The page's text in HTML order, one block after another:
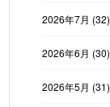
2026年7月 (32)
2026年6月 (30)
2026年5月 (31)